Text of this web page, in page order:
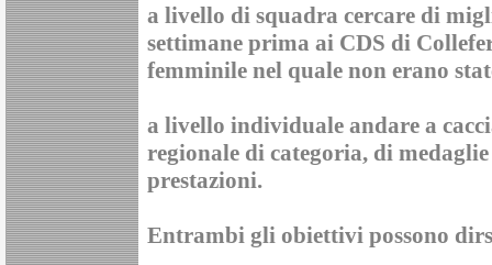
a livello di squadra cercare di
settimane prima ai CDS di
femminile nel quale non erano
a livello individuale andare a
regionale di categoria, di
prestazioni.
Entrambi gli obiettivi possono